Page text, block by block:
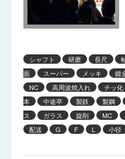
シャフト 研磨 長尺
面
スーパー メッキ 鍍
NC
高周波焼入れ チッ化
本
中途卒 製鉄 製鋼
ス
ガラス 旋削 MC
配送
G F L 小径